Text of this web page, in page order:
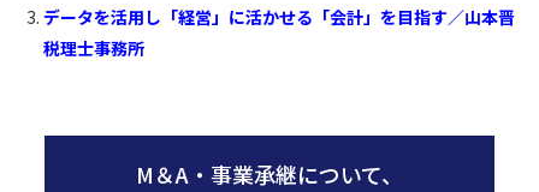
k
データを活用し「経営」に活かせる「会計」を目指す／山本晋
税理士事務所
M＆A・事業承継について、